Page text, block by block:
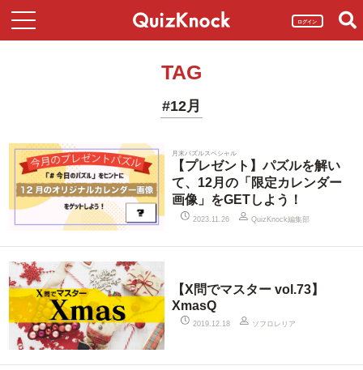
ログイン
TAG
#12月
月末パズルスペシャル
【プレゼント】パズルを解い
て、12月の「限定カレンダー
画像」をGETしよう！
2023.11.26 QuizKnock編集部
【X問でマスター vol.73】
XmasQ
2019.12.18 ソフロレリア